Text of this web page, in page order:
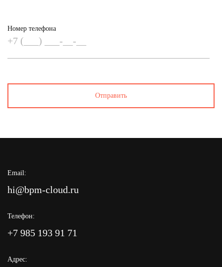
Номер телефона
Email:
hi@bpm-cloud.ru
Телефон:
+7 985 193 91 71
Адрес: